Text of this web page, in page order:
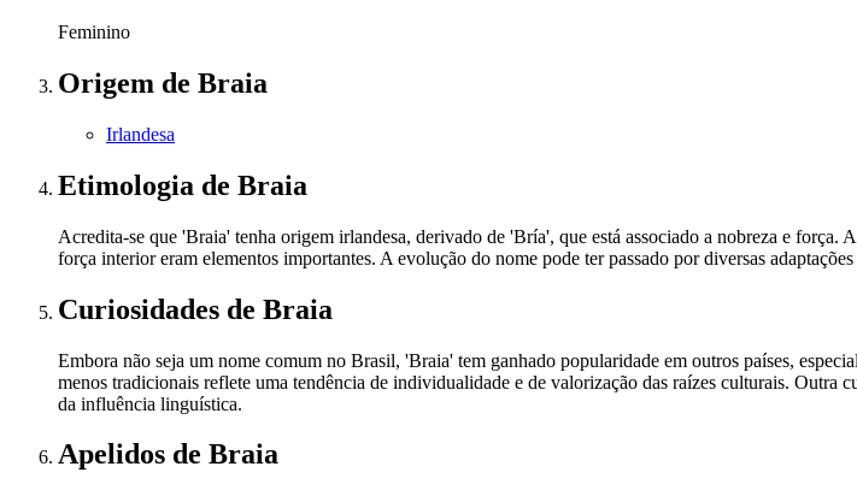
Feminino
Origem de Braia
Irlandesa
Etimologia de Braia
Acredita-se que 'Braia' tenha origem irlandesa, derivado de 'Bría', que está associado a nobreza e
força interior eram elementos importantes. A evolução do nome pode ter passado por diversas
Curiosidades de Braia
Embora não seja um nome comum no Brasil, 'Braia' tem ganhado popularidade em outros países,
menos tradicionais reflete uma tendência de individualidade e de valorização das raízes culturais.
da influência linguística.
Apelidos de Braia